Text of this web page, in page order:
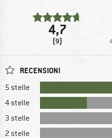
4,7
(9)
RECENSIONI
5 stelle
4 stelle
3 stelle
2 stelle